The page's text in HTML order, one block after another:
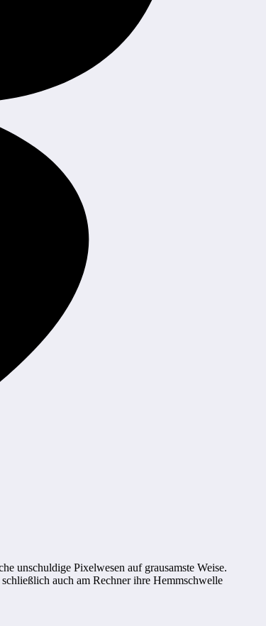
unschuldige Pixelwesen auf grausamste Weise.
auch am Rechner ihre Hemmschwelle